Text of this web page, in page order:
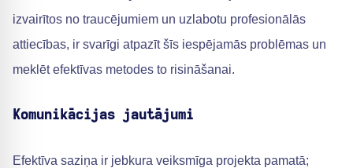
izvairītos no traucējumiem un uzlabotu profesionālās
attiecības, ir svarīgi atpazīt šīs iespējamās problēmas un
meklēt efektīvas metodes to risināšanai.
Komunikācijas jautājumi
Efektīva saziņa ir jebkura veiksmīga projekta pamatā;